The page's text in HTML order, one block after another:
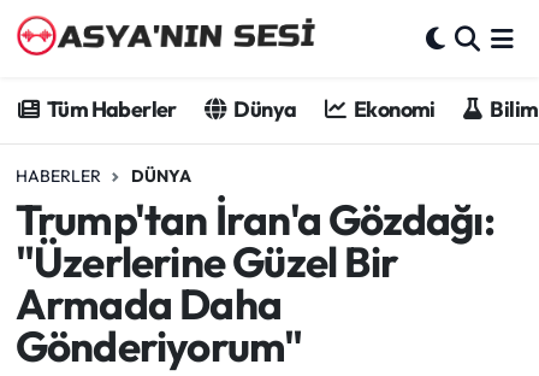
Tüm Haberler Dünya Ekonomi
HABERLER DÜNYA
Trump'tan İran'a Gözdağı:
"Üzerlerine Güzel Bir
Armada Daha
Gönderiyorum"
Dünya
Ekonomi
Bilim - Teknoloji
Kültür - Sanat